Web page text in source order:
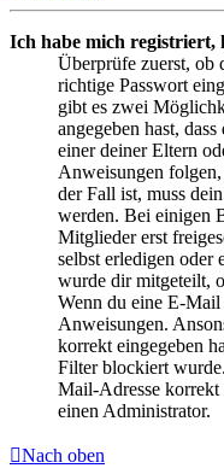
Ich habe mich registriert,
Überprüfe zuerst, ob
richtige Passwort
gibt es zwei
angegeben hast,
einer deiner Eltern
Anweisungen
der Fall ist, muss
werden. Bei einigen
Mitglieder erst
selbst erledigen oder
wurde dir mitgeteilt,
Wenn du eine E-Mail
Anweisungen.
korrekt eingegeben
Filter blockiert
Mail-Adresse korrekt
einen Administrator.
Nach oben